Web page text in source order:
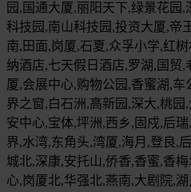
园,国通大厦,丽阳天下,绿景花园
科技园,南山科技园,投资大厦,帝
南,田面,岗厦,石夏,众孚小学,红
纳酒店,七天假日酒店,罗湖,国贸,
厦,会展中心,购物公园,香蜜湖,
界之窗,白石洲,高新园,深大,桃园
安中心,宝体,坪洲,西乡,固戍,后
界,水湾,东角头,湾厦,海月,登良,
城北,深康,安托山,侨香,香蜜,香
心,岗厦北,华强北,燕南,大剧院,